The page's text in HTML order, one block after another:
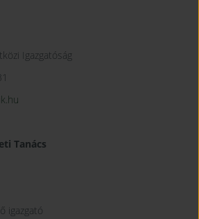
Igazgatóság
Tanács
igazgató